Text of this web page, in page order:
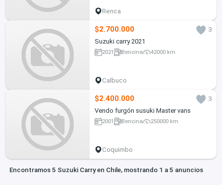
Renca
$2.700.000
3
Suzuki carry 2021
2021 Bencina 42000 km
Calbuco
$2.400.000
3
Vendo furgón susuki Master vans
2001 Bencina 250000 km
Coquimbo
Encontramos 5 Suzuki Carry en Chile, mostrando 1 a 5 anuncios